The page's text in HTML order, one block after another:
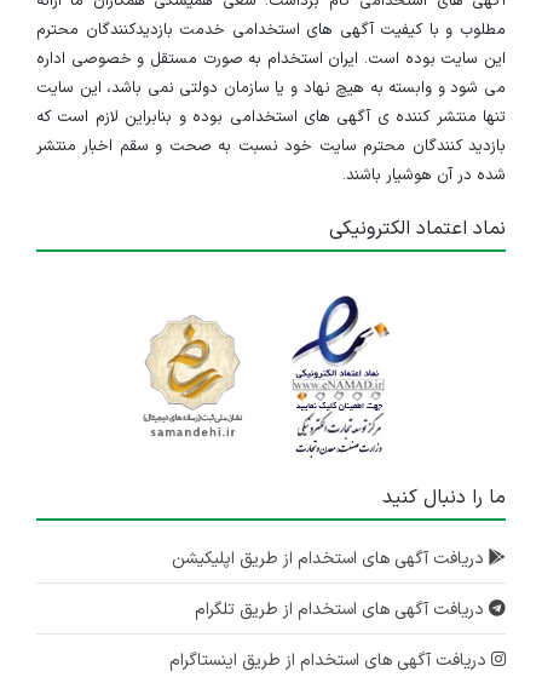
مطلوب و با کیفیت آگهی های استخدامی خدمت بازدیدکنندگان محترم
این سایت بوده است. ایران استخدام به صورت مستقل و خصوصی اداره
می شود و وابسته به هیچ نهاد و یا سازمان دولتی نمی باشد، این سایت
تنها منتشر کننده ی آگهی های استخدامی بوده و بنابراین لازم است که
بازدید کنندگان محترم سایت خود نسبت به صحت و سقم اخبار منتشر
شده در آن هوشیار باشند.
نماد اعتماد الکترونیکی
ما را دنبال کنید
دریافت آگهی های استخدام از طریق اپلیکیشن
دریافت آگهی های استخدام از طریق تلگرام
دریافت آگهی های استخدام از طریق اینستاگرام